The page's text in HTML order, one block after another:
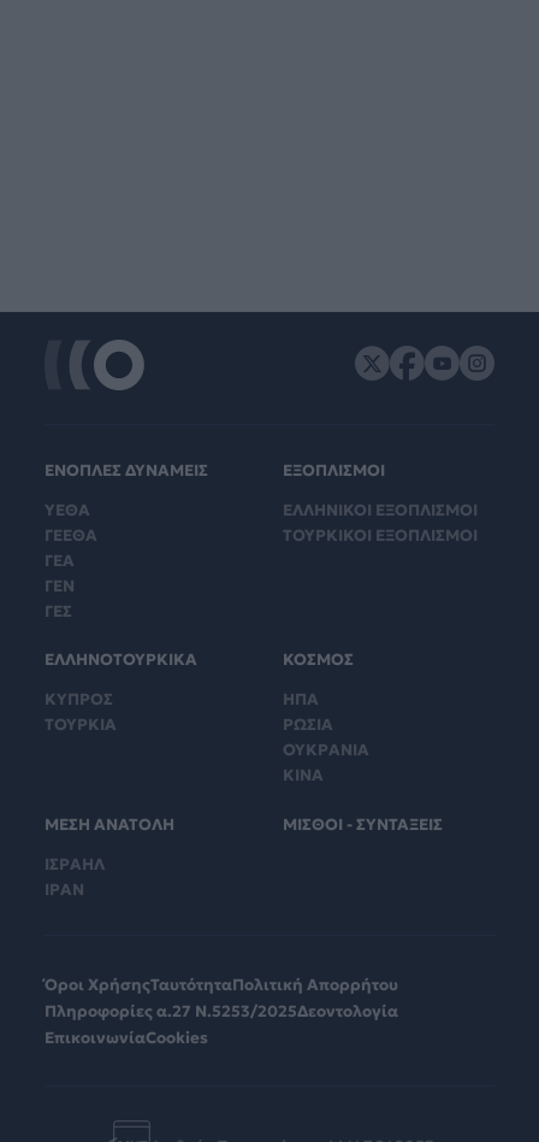
ΕΝΟΠΛΕΣ ΔΥΝΑΜΕΙΣ
ΥΕΘΑ
ΓΕΕΘΑ
ΓΕΑ
ΓΕΝ
ΓΕΣ
ΕΞΟΠΛΙΣΜΟΙ
ΕΛΛΗΝΙΚΟΙ ΕΞΟΠΛΙΣΜΟΙ
ΤΟΥΡΚΙΚΟΙ ΕΞΟΠΛΙΣΜΟΙ
ΕΛΛΗΝΟΤΟΥΡΚΙΚΑ
ΚΥΠΡΟΣ
ΤΟΥΡΚΙΑ
ΚΟΣΜΟΣ
ΗΠΑ
ΡΩΣΙΑ
ΟΥΚΡΑΝΙΑ
ΚΙΝΑ
ΜΕΣΗ ΑΝΑΤΟΛΗ
ΙΣΡΑΗΛ
ΙΡΑΝ
ΜΙΣΘΟΙ - ΣΥΝΤΑΞΕΙΣ
Όροι ΧρήσηςΤαυτότηταΠολιτική Απορρήτου
Πληροφορίες α.27 Ν.5253/2025Δεοντολογία
ΕπικοινωνίαCookies